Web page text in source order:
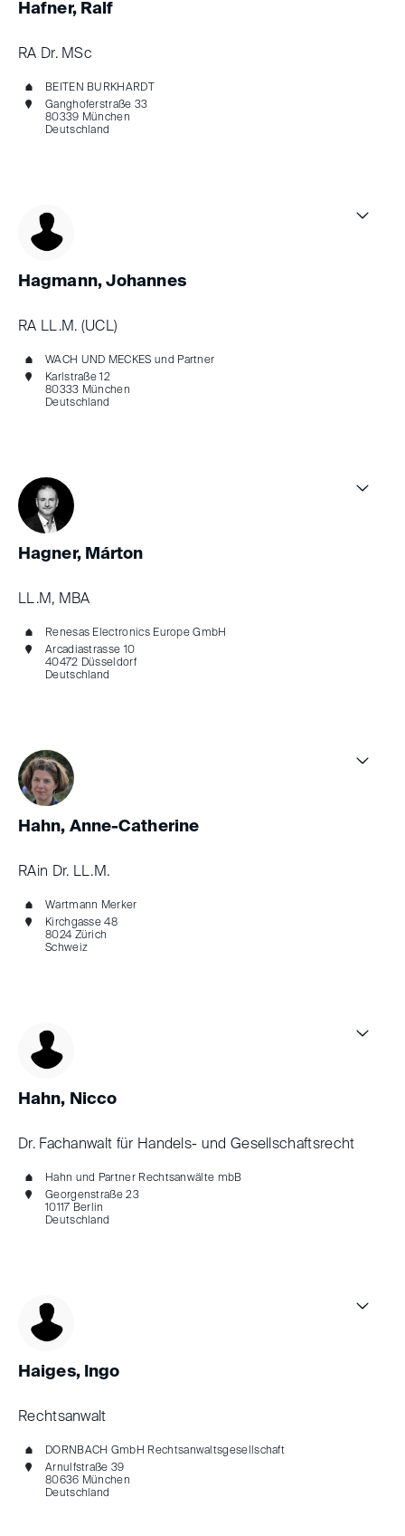
Hafner, Ralf
RA Dr. MSc
BEITEN BURKHARDT
Ganghoferstraße 33
80339 München
Deutschland
Hagmann, Johannes
RA LL.M. (UCL)
WACH UND MECKES und Partner
Karlstraße 12
80333 München
Deutschland
Hagner, Márton
LL.M, MBA
Renesas Electronics Europe GmbH
Arcadiastrasse 10
40472 Düsseldorf
Deutschland
Hahn, Anne-Catherine
RAin Dr. LL.M.
Wartmann Merker
Kirchgasse 48
8024 Zürich
Schweiz
Hahn, Nicco
Dr. Fachanwalt für Handels- und Gesellschaftsrecht
Hahn und Partner Rechtsanwälte mbB
Georgenstraße 23
10117 Berlin
Deutschland
Haiges, Ingo
Rechtsanwalt
DORNBACH GmbH Rechtsanwaltsgesellschaft
Arnulfstraße 39
80636 München
Deutschland